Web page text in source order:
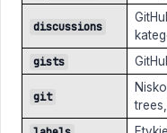
discussions
gists
git